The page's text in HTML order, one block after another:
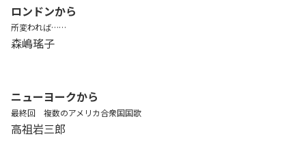
ロンドンから
所変われば……
森嶋瑤子
ニューヨークから
最終回 複数のアメリカ合衆国国歌
高祖岩三郎